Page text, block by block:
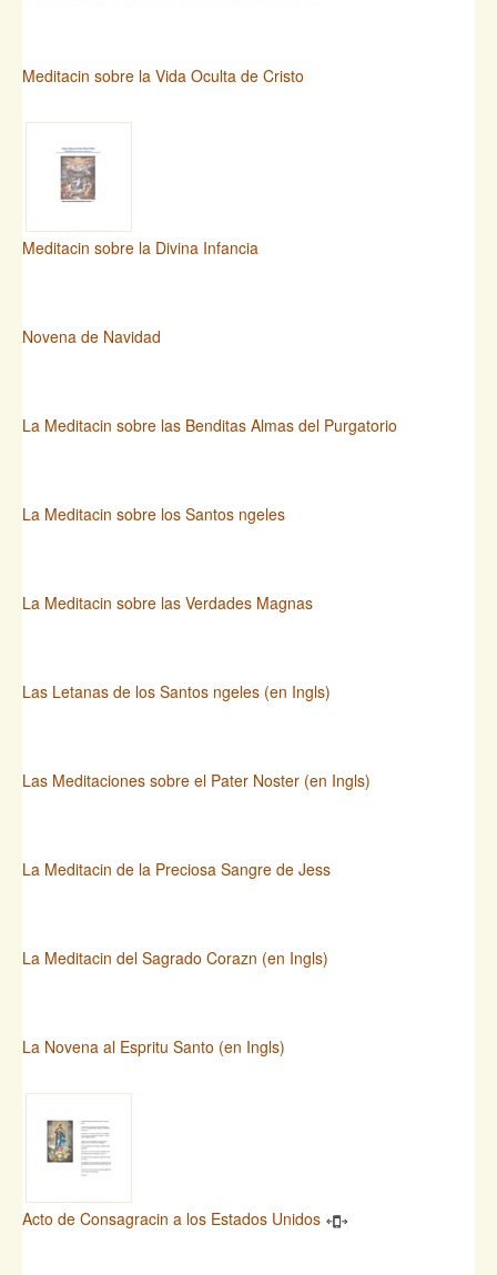
Meditacin sobre la Vida Oculta de Cristo
Meditacin sobre la Divina Infancia
Novena de Navidad
La Meditacin sobre las Benditas Almas del Purgatorio
La Meditacin sobre los Santos ngeles
La Meditacin sobre las Verdades Magnas
Las Letanas de los Santos ngeles (en Ingls)
Las Meditaciones sobre el Pater Noster (en Ingls)
La Meditacin de la Preciosa Sangre de Jess
La Meditacin del Sagrado Corazn (en Ingls)
La Novena al Espritu Santo (en Ingls)
Acto de Consagracin a los Estados Unidos